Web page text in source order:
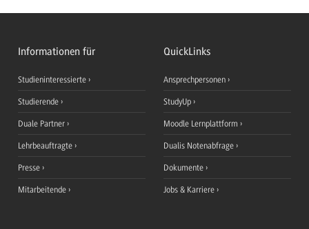
Informationen für
Studieninteressierte
Studierende
Duale Partner
Lehrbeauftragte
Presse
Mitarbeitende
QuickLinks
Ansprechpersonen
StudyUp
Moodle Lernplattform
Dualis Notenabfrage
Dokumente
Jobs & Karriere